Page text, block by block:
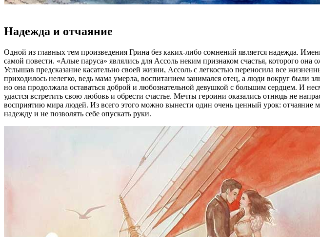
Надежда и отчаяние
Одной из главных тем произведения Грина без каких-либо сомнений является надежда.
самой повести. «Алые паруса» являлись для Ассоль неким признаком счастья, которого
Услышав предсказание касательно своей жизни, Ассоль с легкостью переносила все
приходилось нелегко, ведь мама умерла, воспитанием занимался отец, а люди вокруг
но она продолжала оставаться доброй и любознательной девушкой с большим сердцем. И
удастся встретить свою любовь и обрести счастье. Мечты героини оказались отнюдь не
восприятию мира людей. Из всего этого можно вынести один очень ценный урок: отчаяние
надежду и не позволять себе опускать руки.